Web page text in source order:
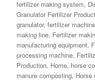
fertilizer making system,
Granulator Fertilizer
granulator,fertilizer machine
making line, Fertilizer
manufacturing equipment,
processing machine,
Production, Home, horse
manure composting, Horse